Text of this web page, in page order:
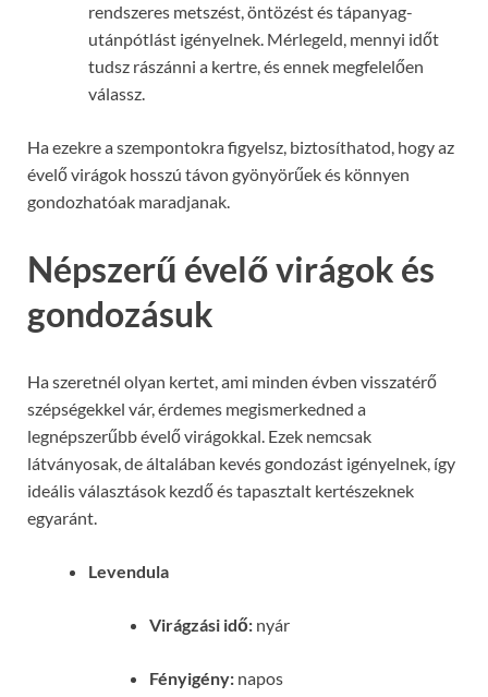
rendszeres metszést, öntözést és tápanyag-
utánpótlást igényelnek. Mérlegeld, mennyi időt
tudsz rászánni a kertre, és ennek megfelelően
válassz.
Ha ezekre a szempontokra figyelsz, biztosíthatod, hogy az
évelő virágok hosszú távon gyönyörűek és könnyen
gondozhatóak maradjanak.
Népszerű évelő virágok és
gondozásuk
Ha szeretnél olyan kertet, ami minden évben visszatérő
szépségekkel vár, érdemes megismerkedned a
legnépszerűbb évelő virágokkal. Ezek nemcsak
látványosak, de általában kevés gondozást igényelnek, így
ideális választások kezdő és tapasztalt kertészeknek
egyaránt.
Levendula
Virágzási idő: nyár
Fényigény: napos